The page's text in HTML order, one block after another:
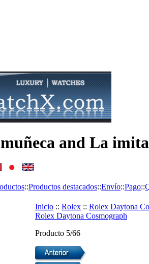
and La
::Productos destacados::Envío::Pago::
Inicio :: Rolex :: Rolex Daytona
Rolex Daytona Cosmograph
Producto 5/66